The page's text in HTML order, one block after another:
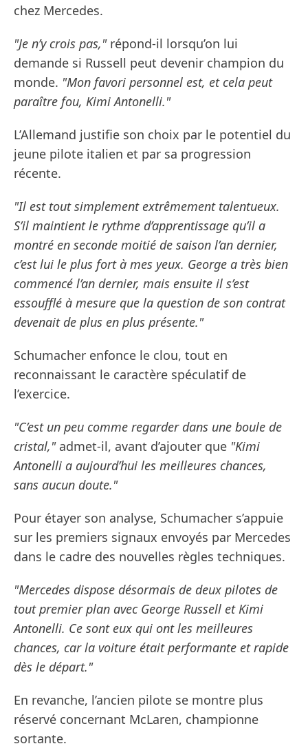
chez Mercedes.
"Je n’y crois pas,"répond-il lorsqu’on lui
demande si Russell peut devenir champion du
monde. "Mon favori personnel est, et cela peut
paraître fou, Kimi Antonelli."
L’Allemand justifie son choix par le potentiel du
jeune pilote italien et par sa progression
récente.
"Il est tout simplement extrêmement talentueux.
S’il maintient le rythme d’apprentissage qu’il a
montré en seconde moitié de saison l’an dernier,
c’est lui le plus fort à mes yeux. George a très bien
commencé l’an dernier, mais ensuite il s’est
essoufflé à mesure que la question de son contrat
devenait de plus en plus présente."
Schumacher enfonce le clou, tout en
reconnaissant le caractère spéculatif de
l’exercice.
"C’est un peu comme regarder dans une boule de
cristal,"admet-il, avant d’ajouter que "Kimi
Antonelli a aujourd’hui les meilleures chances,
sans aucun doute."
Pour étayer son analyse, Schumacher s’appuie
sur les premiers signaux envoyés par Mercedes
dans le cadre des nouvelles règles techniques.
"Mercedes dispose désormais de deux pilotes de
tout premier plan avec George Russell et Kimi
Antonelli. Ce sont eux qui ont les meilleures
chances, car la voiture était performante et rapide
dès le départ."
En revanche, l’ancien pilote se montre plus
réservé concernant McLaren, championne
sortante.